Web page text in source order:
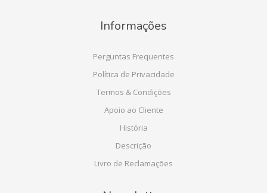
Informações
Perguntas Frequentes
Política de Privacidade
Termos & Condições
Apoio ao Cliente
História
Descrição
Livro de Reclamações